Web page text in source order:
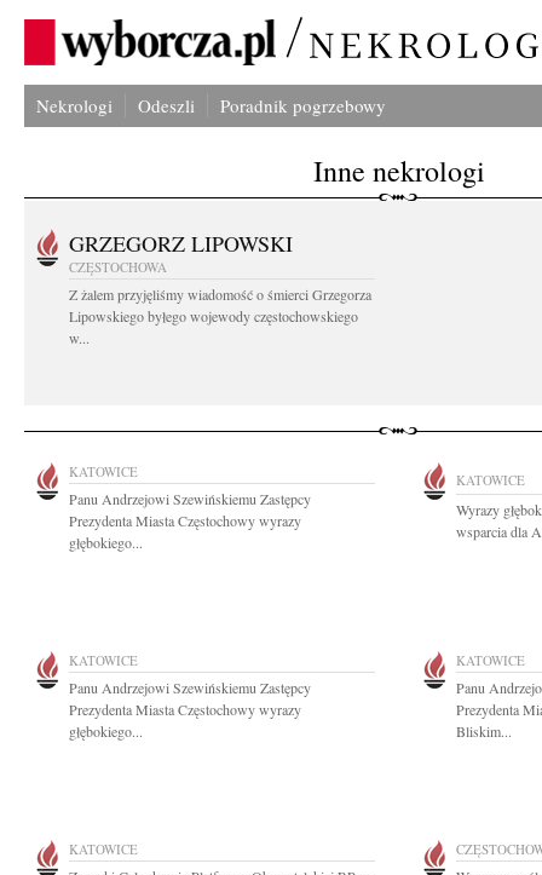
Nekrologi Odeszli Poradnik pogrzebowy
Inne nekrologi
GRZEGORZ LIPOWSKI
CZĘSTOCHOWA
Z żalem przyjęliśmy wiadomość o śmierci Grzegorza
Lipowskiego byłego wojewody częstochowskiego
w...
KATOWICE
Panu Andrzejowi Szewińskiemu Zastępcy
Prezydenta Miasta Częstochowy wyrazy
głębokiego...
KATOWICE
Wyrazy
wsparcia dla
KATOWICE
Panu Andrzejowi Szewińskiemu Zastępcy
Prezydenta Miasta Częstochowy wyrazy
głębokiego...
KATOWICE
Panu
Prezydenta
Bliskim...
KATOWICE